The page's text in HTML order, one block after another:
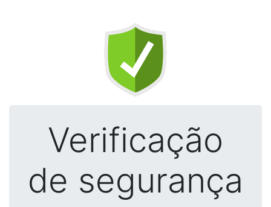
Verificação
de segurança